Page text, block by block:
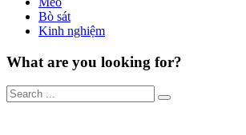
Bò sát
Kinh nghiệm
What are you looking for?